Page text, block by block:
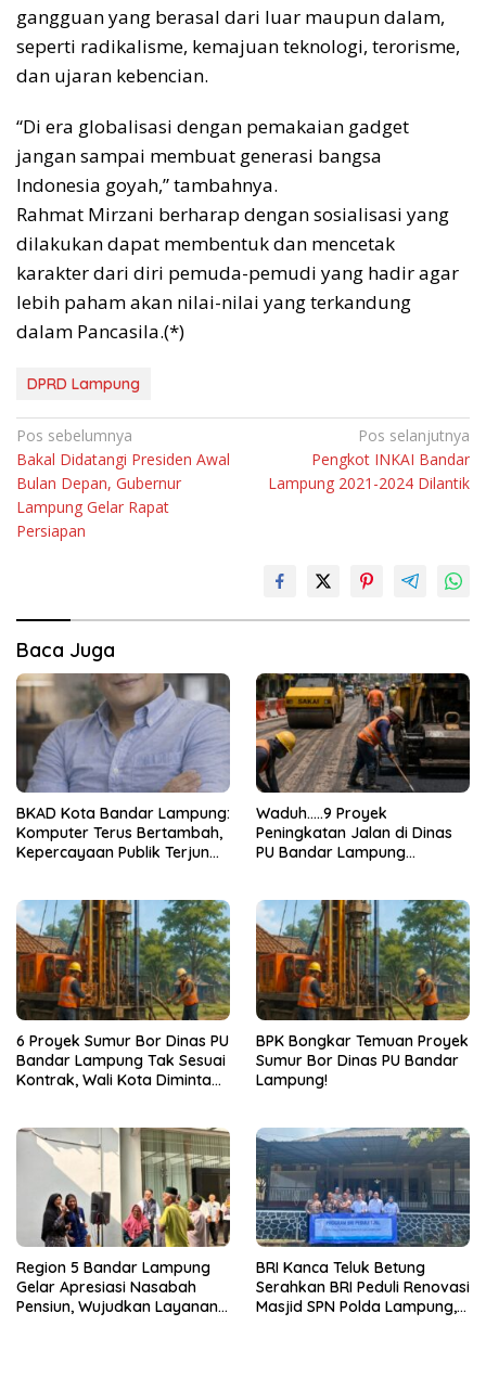
gangguan yang berasal dari luar maupun dalam,
seperti radikalisme, kemajuan teknologi, terorisme,
dan ujaran kebencian.
“Di era globalisasi dengan pemakaian gadget
jangan sampai membuat generasi bangsa
Indonesia goyah,” tambahnya.
Rahmat Mirzani berharap dengan sosialisasi yang
dilakukan dapat membentuk dan mencetak
karakter dari diri pemuda-pemudi yang hadir agar
lebih paham akan nilai-nilai yang terkandung
dalam Pancasila.(*)
DPRD Lampung
Navigasi
pos
Pos sebelumnya
Bakal Didatangi Presiden Awal
Bulan Depan, Gubernur
Lampung Gelar Rapat
Persiapan
Pos selanjutnya
Pengkot INKAI Bandar
Lampung 2021-2024 Dilantik
Baca Juga
BKAD Kota Bandar Lampung:
Komputer Terus Bertambah,
Kepercayaan Publik Terjun
Waduh…..9 Proyek
Peningkatan Jalan di Dinas
PU Bandar Lampung
6 Proyek Sumur Bor Dinas PU
Bandar Lampung Tak Sesuai
Kontrak, Wali Kota Diminta
BPK Bongkar Temuan Proyek
Sumur Bor Dinas PU Bandar
Lampung!
Region 5 Bandar Lampung
Gelar Apresiasi Nasabah
Pensiun, Wujudkan Layanan
BRI Kanca Teluk Betung
Serahkan BRI Peduli Renovasi
Masjid SPN Polda Lampung,